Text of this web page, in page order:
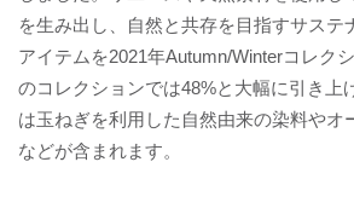
を生み出し、自然と共存を目指すサステ
アイテムを2021年Autumn/Winterコレク
のコレクションでは48%と大幅に引き上
は玉ねぎを利用した自然由来の染料やオ
などが含まれます。